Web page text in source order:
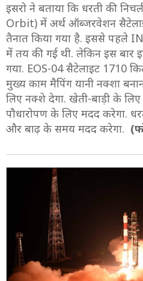
इसरो ने बताया कि धरती की
Orbit) में अर्थ ऑब्जरवेशन
तैनात किया गया है. इससे पहले
में तय की गई थी. लेकिन इस बार
गया. EOS-04 सैटेलाइट 1710
मुख्य काम मैपिंग यानी नक्शा
लिए नक्शे देगा. खेती-बाड़ी के
पौधारोपण के लिए मदद करेगा.
और बाढ़ के समय मदद करेगा.